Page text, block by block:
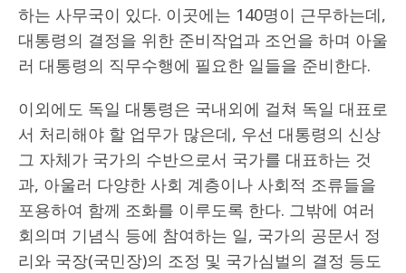
하는 사무국이 있다. 이곳에는 140명이 근무하는데,
대통령의 결정을 위한 준비작업과 조언을 하며 아울
러 대통령의 직무수행에 필요한 일들을 준비한다.
이외에도 독일 대통령은 국내외에 걸쳐 독일 대표로
서 처리해야 할 업무가 많은데, 우선 대통령의 신상
그 자체가 국가의 수반으로서 국가를 대표하는 것
과, 아울러 다양한 사회 계층이나 사회적 조류들을
포용하여 함께 조화를 이루도록 한다. 그밖에 여러
회의며 기념식 등에 참여하는 일, 국가의 공문서 정
리와 국장(국민장)의 조정 및 국가심벌의 결정 등도